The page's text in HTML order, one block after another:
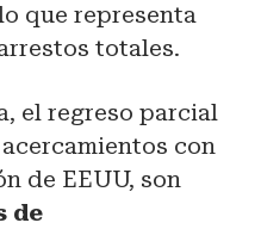
que representa
totales.
el regreso parcial
con
de EEUU, son
de